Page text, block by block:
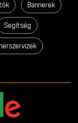
Bannerek
Segítség